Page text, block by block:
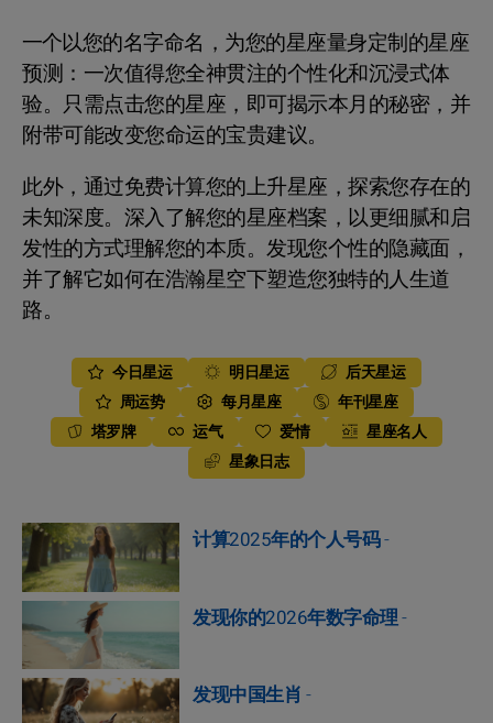
一个以您的名字命名，为您的星座量身定制的星座
预测：一次值得您全神贯注的个性化和沉浸式体
验。只需点击您的星座，即可揭示本月的秘密，并
附带可能改变您命运的宝贵建议。
此外，通过免费计算您的上升星座，探索您存在的
未知深度。深入了解您的星座档案，以更细腻和启
发性的方式理解您的本质。发现您个性的隐藏面，
并了解它如何在浩瀚星空下塑造您独特的人生道
路。
今日星运 明日星运
后天星运
周运势
每月星座
年刊星座
塔罗牌
运气 爱情
星座名人
星象日志
计算2025年的个人号码-
发现你的2026年数字命理-
发现中国生肖 -